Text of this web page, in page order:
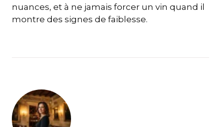
nuances, et à ne jamais forcer un vin quand il
montre des signes de faiblesse.